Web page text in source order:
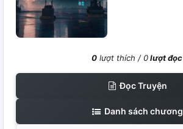
0lượt thích /0lượt đọc
Đọc Truyện
Danh sách chương